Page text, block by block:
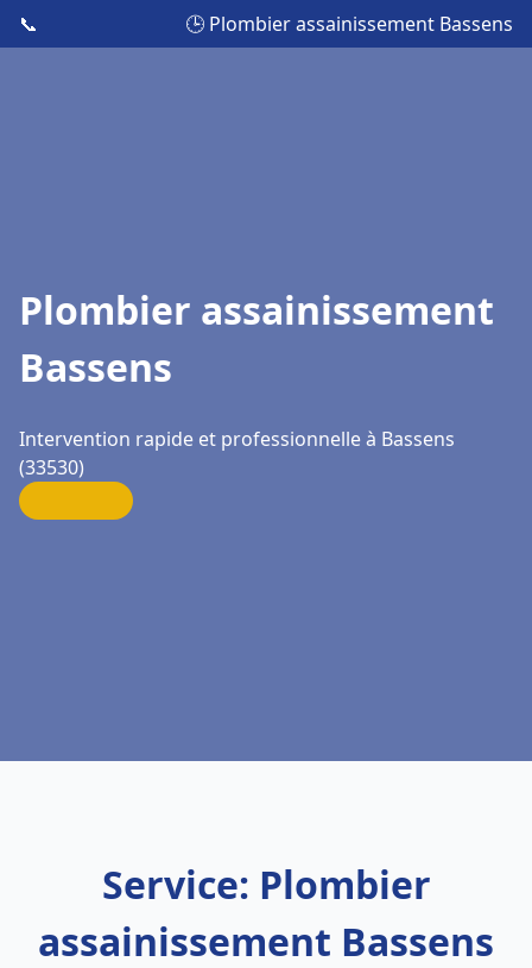
📞 🕒 Plombier assainissement Bassens
Plombier assainissement
Bassens
Intervention rapide et professionnelle à Bassens
(33530)
Service: Plombier
assainissement Bassens